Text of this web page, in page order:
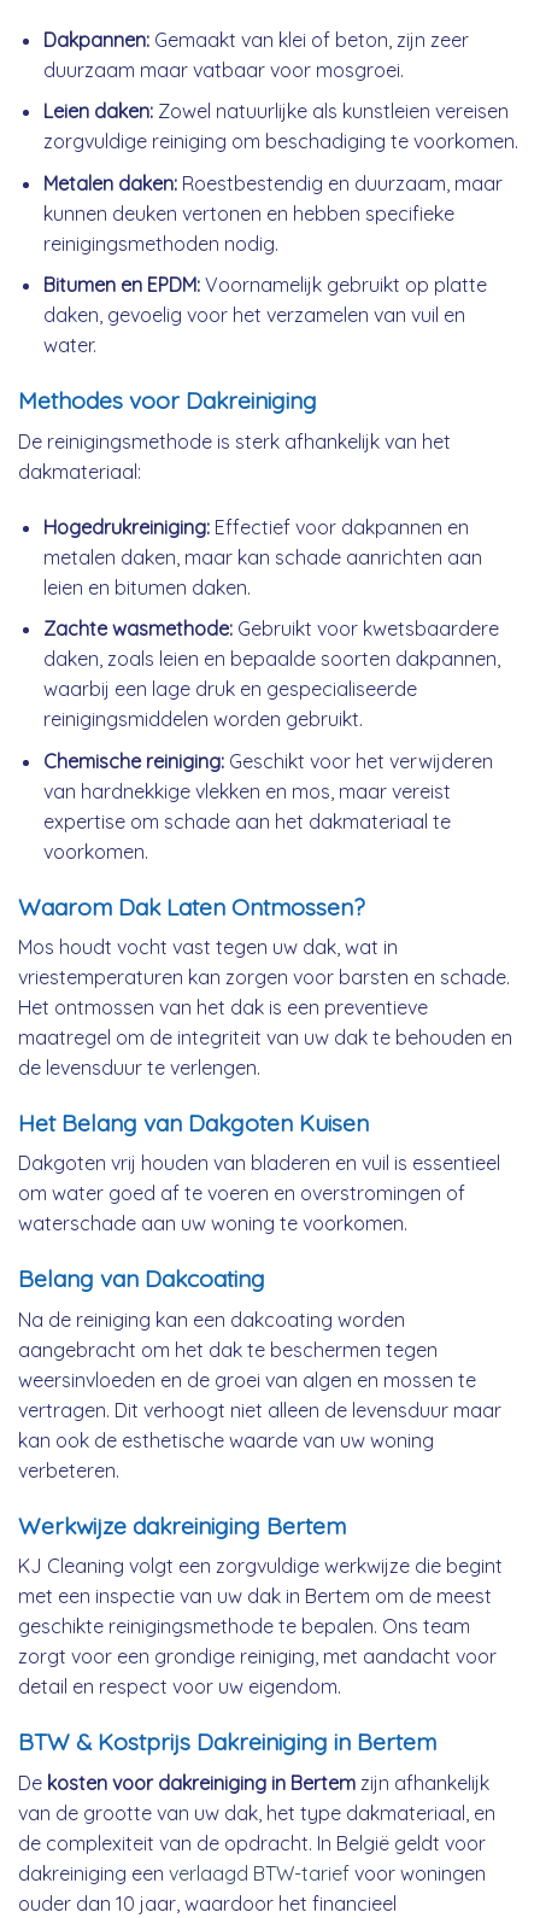
Dakpannen:Gemaakt van klei of beton, zijn zeer
duurzaam maar vatbaar voor mosgroei.
Leien daken:Zowel natuurlijke als kunstleien vereisen
zorgvuldige reiniging om beschadiging te voorkomen.
Metalen daken:Roestbestendig en duurzaam, maar
kunnen deuken vertonen en hebben specifieke
reinigingsmethoden nodig.
Bitumen en EPDM:Voornamelijk gebruikt op platte
daken, gevoelig voor het verzamelen van vuil en
water.
Methodes voor Dakreiniging
De reinigingsmethode is sterk afhankelijk van het
dakmateriaal:
Hogedrukreiniging:Effectief voor dakpannen en
metalen daken, maar kan schade aanrichten aan
leien en bitumen daken.
Zachte wasmethode:Gebruikt voor kwetsbaardere
daken, zoals leien en bepaalde soorten dakpannen,
waarbij een lage druk en gespecialiseerde
reinigingsmiddelen worden gebruikt.
Chemische reiniging:Geschikt voor het verwijderen
van hardnekkige vlekken en mos, maar vereist
expertise om schade aan het dakmateriaal te
voorkomen.
Waarom Dak Laten Ontmossen?
Mos houdt vocht vast tegen uw dak, wat in
vriestemperaturen kan zorgen voor barsten en schade.
Het ontmossen van het dak is een preventieve
maatregel om de integriteit van uw dak te behouden en
de levensduur te verlengen.
Het Belang van Dakgoten Kuisen
Dakgoten vrij houden van bladeren en vuil is essentieel
om water goed af te voeren en overstromingen of
waterschade aan uw woning te voorkomen.
Belang van Dakcoating
Na de reiniging kan een dakcoating worden
aangebracht om het dak te beschermen tegen
weersinvloeden en de groei van algen en mossen te
vertragen. Dit verhoogt niet alleen de levensduur maar
kan ook de esthetische waarde van uw woning
verbeteren.
Werkwijze dakreiniging Bertem
KJ Cleaning volgt een zorgvuldige werkwijze die begint
met een inspectie van uw dak in Bertem om de meest
geschikte reinigingsmethode te bepalen. Ons team
zorgt voor een grondige reiniging, met aandacht voor
detail en respect voor uw eigendom.
BTW & Kostprijs Dakreiniging in Bertem
De kosten voor dakreiniging in Bertem zijn afhankelijk
van de grootte van uw dak, het type dakmateriaal, en
de complexiteit van de opdracht. In België geldt voor
dakreiniging een verlaagd BTW-tarief voor woningen
ouder dan 10 jaar, waardoor het financieel